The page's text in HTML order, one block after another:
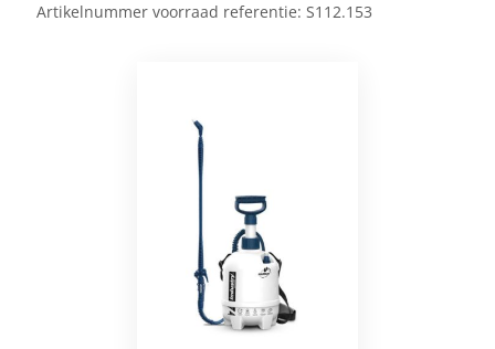
Artikelnummer voorraad referentie: S112.153